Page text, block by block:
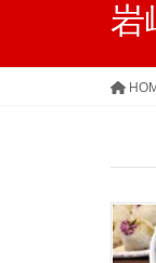
岩